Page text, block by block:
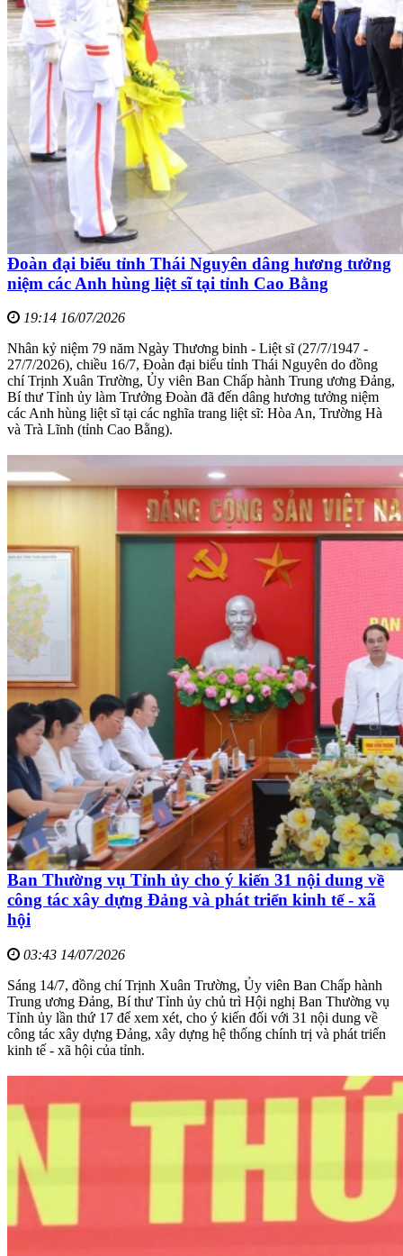
Đoàn đại biểu tỉnh Thái Nguyên dâng hương tưởng
niệm các Anh hùng liệt sĩ tại tỉnh Cao Bằng
19:14 16/07/2026
Nhân kỷ niệm 79 năm Ngày Thương binh - Liệt sĩ (27/7/1947 -
27/7/2026), chiều 16/7, Đoàn đại biểu tỉnh Thái Nguyên do đồng
chí Trịnh Xuân Trường, Ủy viên Ban Chấp hành Trung ương Đảng,
Bí thư Tỉnh ủy làm Trưởng Đoàn đã đến dâng hương tưởng niệm
các Anh hùng liệt sĩ tại các nghĩa trang liệt sĩ: Hòa An, Trường Hà
và Trà Lĩnh (tỉnh Cao Bằng).
Ban Thường vụ Tỉnh ủy cho ý kiến 31 nội dung về
công tác xây dựng Đảng và phát triển kinh tế - xã
hội
03:43 14/07/2026
Sáng 14/7, đồng chí Trịnh Xuân Trường, Ủy viên Ban Chấp hành
Trung ương Đảng, Bí thư Tỉnh ủy chủ trì Hội nghị Ban Thường vụ
Tỉnh ủy lần thứ 17 để xem xét, cho ý kiến đối với 31 nội dung về
công tác xây dựng Đảng, xây dựng hệ thống chính trị và phát triển
kinh tế - xã hội của tỉnh.